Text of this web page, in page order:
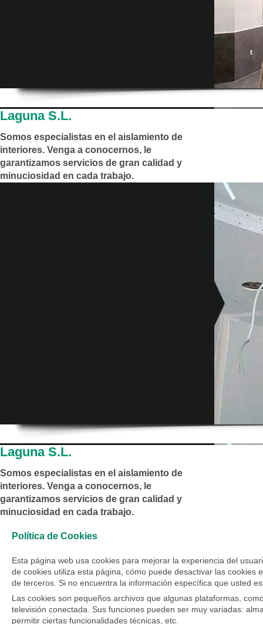
Laguna S.L.
Somos especialistas en el aislamiento de
interiores. Venga a conocernos, le
garantizamos servicios de gran calidad y
minuciosidad en cada trabajo.
Laguna S.L.
Somos especialistas en el aislamiento de
interiores. Venga a conocernos, le
garantizamos servicios de gran calidad y
minuciosidad en cada trabajo.
Política de Cookies
Esta página web usa cookies para mejorar la experiencia del
de cookies utiliza esta página, cómo puede desactivar las
de terceros. Si no encuentra la información específica que usted
Las cookies son pequeños archivos que algunas plataformas,
televisión conectada. Sus funciones pueden ser muy variadas:
permitir ciertas funcionalidades técnicas, etc.